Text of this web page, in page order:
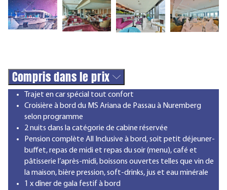
Compris dans le prix
Trajet en car spécial tout confort
Croisière à bord du MS Ariana de Passau à Nuremberg
selon programme
2 nuits dans la catégorie de cabine réservée
Pension complète All Inclusive à bord, soit petit déjeuner-
buffet, repas de midi et repas du soir (menu), café et
pâtisserie l’après-midi, boissons ouvertes telles que vin de
la maison, bière pression, soft-drinks, jus et eau minérale
1 x dîner de gala festif à bord